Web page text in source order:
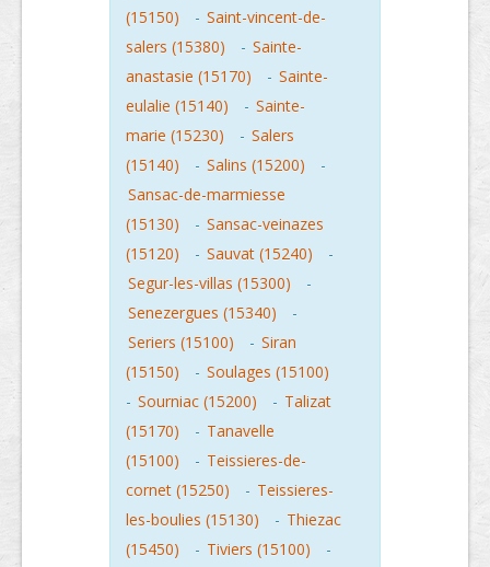
(15150)
- Saint-vincent-de-
salers (15380)
- Sainte-
anastasie (15170)
- Sainte-
eulalie (15140)
- Sainte-
marie (15230)
- Salers
(15140)
- Salins (15200)
-
Sansac-de-marmiesse
(15130)
- Sansac-veinazes
(15120)
- Sauvat (15240)
-
Segur-les-villas (15300)
-
Senezergues (15340)
-
Seriers (15100)
- Siran
(15150)
- Soulages (15100)
- Sourniac (15200) - Talizat
(15170)
- Tanavelle
(15100)
- Teissieres-de-
cornet (15250)
- Teissieres-
les-boulies (15130)
- Thiezac
(15450)
- Tiviers (15100)
-